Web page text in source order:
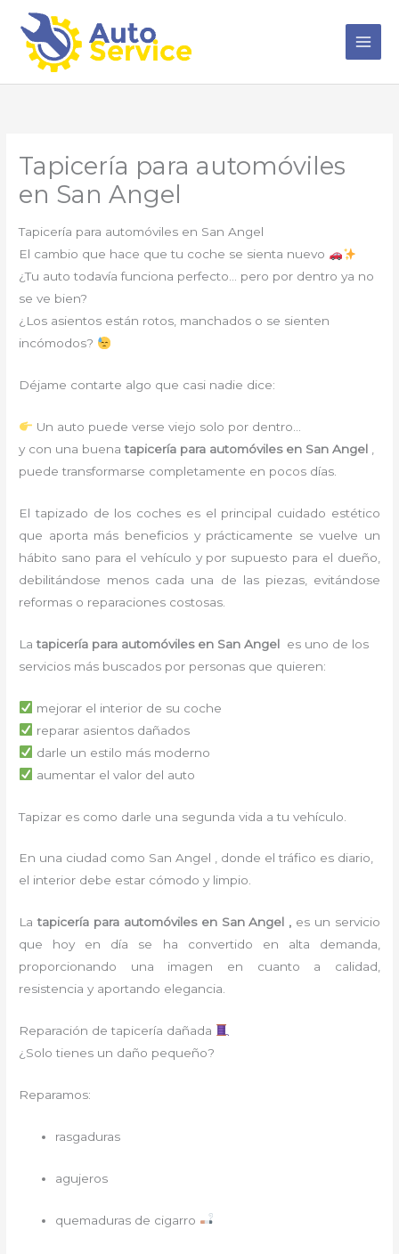
contenido
Tapicería para automóviles
en San Angel
Tapicería para automóviles en San Angel
El cambio que hace que tu coche se sienta nuevo
¿Tu auto todavía funciona perfecto… pero por dentro ya no
se ve bien?
¿Los asientos están rotos, manchados o se sienten
incómodos?
Déjame contarte algo que casi nadie dice:
Un auto puede verse viejo solo por dentro…
y con una buenatapicería para automóviles en San Angel
puede transformarse completamente en pocos días.
El tapizado de los coches es el principal cuidado estético
que aporta más beneficios y prácticamente se vuelve un
hábito sano para el vehículo y por supuesto para el dueño,
debilitándose menos cada una de las piezas, evitándose
reformas o reparaciones costosas.
Latapicería para automóviles en San Angel es uno de los
servicios más buscados por personas que quieren:
mejorar el interior de su coche
reparar asientos dañados
darle un estilo más moderno
aumentar el valor del auto
Tapizar es como darle una segunda vida a tu vehículo.
En una ciudad como San Angel , donde el tráfico es diario,
el interior debe estar cómodo y limpio.
La tapicería para automóviles en San Angel , es un servicio
que hoy en día se ha convertido en alta demanda,
proporcionando una imagen en cuanto a calidad,
resistencia y aportando elegancia.
Reparación de tapicería dañada
¿Solo tienes un daño pequeño?
Reparamos:
rasgaduras
agujeros
quemaduras de cigarro